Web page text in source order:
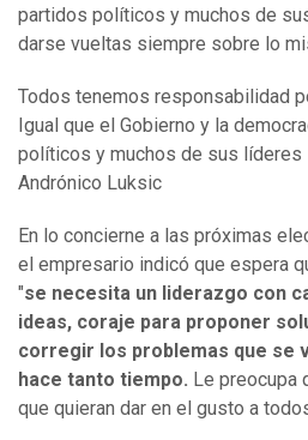
partidos políticos y muchos de
darse vueltas siempre sobre lo
Todos tenemos responsabilidad
Igual que el Gobierno y la
políticos y muchos de sus líderes
Andrónico Luksic
En lo concierne a las próximas
el empresario indicó que espera
"se necesita un liderazgo con
ideas, coraje para proponer
corregir los problemas que se
hace tanto tiempo. Le preocupa
que quieran dar en el gusto a